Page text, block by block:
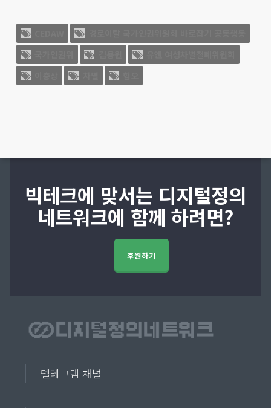
빅테크에 맞서는 디지털정의
네트워크에 함께 하려면?
후원하기
텔레그램 채널